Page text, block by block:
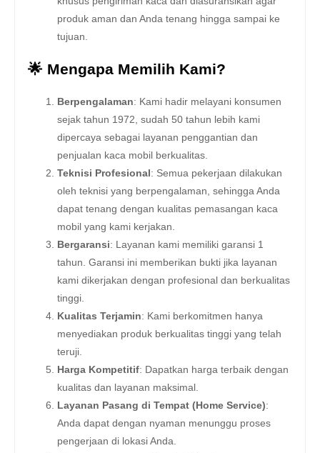
produk aman dan Anda tenang hingga sampai ke
tujuan.
🌟 Mengapa Memilih Kami?
Berpengalaman: Kami hadir melayani konsumen
sejak tahun 1972, sudah 50 tahun lebih kami
dipercaya sebagai layanan penggantian dan
penjualan kaca mobil berkualitas.
Teknisi Profesional : Semua pekerjaan dilakukan
oleh teknisi yang berpengalaman, sehingga Anda
dapat tenang dengan kualitas pemasangan kaca
mobil yang kami kerjakan.
Bergaransi: Layanan kami memiliki garansi 1
tahun. Garansi ini memberikan bukti jika layanan
kami dikerjakan dengan profesional dan berkualitas
tinggi.
Kualitas Terjamin: Kami berkomitmen hanya
menyediakan produk berkualitas tinggi yang telah
teruji.
Harga Kompetitif: Dapatkan harga terbaik dengan
kualitas dan layanan maksimal.
Layanan Pasang di Tempat (Home Service):
Anda dapat dengan nyaman menunggu proses
pengerjaan di lokasi Anda.